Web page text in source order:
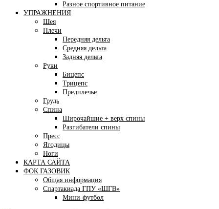
Разное спортивное питание
УПРАЖНЕНИЯ
Шея
Плечи
Передняя дельта
Средняя дельта
Задняя дельта
Руки
Бицепс
Трицепс
Предплечье
Грудь
Спина
Широчайшие + верх спины
Разгибатели спины
Пресс
Ягодицы
Ноги
КАРТА САЙТА
ФОК ГАЗОВИК
Общая информация
Спартакиада ГПУ «ШГВ»
Мини-футбол